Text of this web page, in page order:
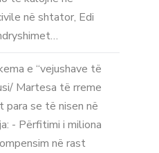
në shtator, Edi
e “vejushave të
Martesa të rreme
para se të nisen në
- Përfitimi i miliona
në rast